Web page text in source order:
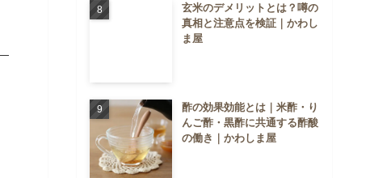
玄米のデメリットとは？噂の
真相と注意点を検証｜かわし
ま屋
酢の効果効能とは｜米酢・り
んご酢・黒酢に共通する酢酸
の働き｜かわしま屋